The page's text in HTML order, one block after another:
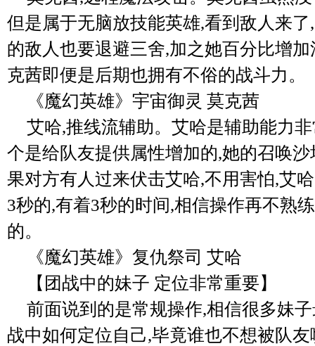
但是属于无脑放技能英雄,看到敌人来
的敌人也要退避三舍,加之她百分比增
克茜即便是后期也拥有不俗的战斗力。
《魔幻英雄》宇宙御灵 莫克茜
艾哈,推线流辅助。艾哈是辅助能力
个是给队友提供属性增加的,她的召唤
果对方有人过来伏击艾哈,不用害怕,艾
3秒的,有着3秒的时间,相信操作再不熟
的。
《魔幻英雄》复仇祭司 艾哈
【团战中的妹子 定位非常重要】
前面说到的是常规操作,相信很多妹
战中如何定位自己,毕竟谁也不想被队友